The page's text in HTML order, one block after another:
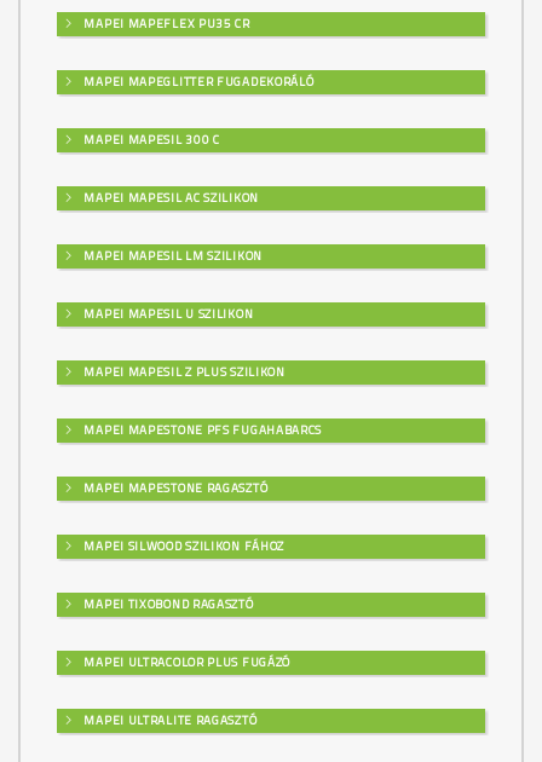
MAPEI MAPEFLEX PU35 CR
MAPEI MAPEGLITTER FUGADEKORÁLÓ
MAPEI MAPESIL 300 C
MAPEI MAPESIL AC SZILIKON
MAPEI MAPESIL LM SZILIKON
MAPEI MAPESIL U SZILIKON
MAPEI MAPESIL Z PLUS SZILIKON
MAPEI MAPESTONE PFS FUGAHABARCS
MAPEI MAPESTONE RAGASZTÓ
MAPEI SILWOOD SZILIKON FÁHOZ
MAPEI TIXOBOND RAGASZTÓ
MAPEI ULTRACOLOR PLUS FUGÁZÓ
MAPEI ULTRALITE RAGASZTÓ